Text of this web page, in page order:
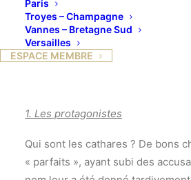
Paris
Troyes – Champagne
Vannes – Bretagne Sud
Versailles
ESPACE MEMBRE
19 JANVIER 2026
1. Les protagonistes
Qui sont les cathares ? De bons
« parfaits », ayant subi des